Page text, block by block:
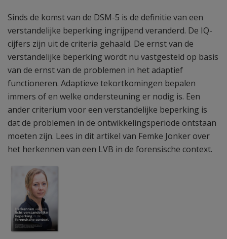
Sinds de komst van de DSM-5 is de definitie van een
verstandelijke beperking ingrijpend veranderd. De IQ-
cijfers zijn uit de criteria gehaald. De ernst van de
verstandelijke beperking wordt nu vastgesteld op basis
van de ernst van de problemen in het adaptief
functioneren. Adaptieve tekortkomingen bepalen
immers of en welke ondersteuning er nodig is. Een
ander criterium voor een verstandelijke beperking is
dat de problemen in de ontwikkelingsperiode ontstaan
moeten zijn. Lees in dit artikel van Femke Jonker over
het herkennen van een LVB in de forensische context.